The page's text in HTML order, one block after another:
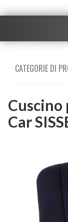
CATEGORIE DI
Cuscino
Car